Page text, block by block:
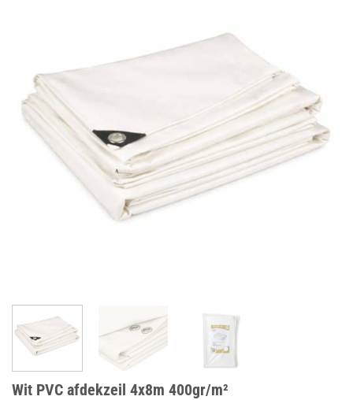
Wit PVC afdekzeil 4x8m 400gr/m²